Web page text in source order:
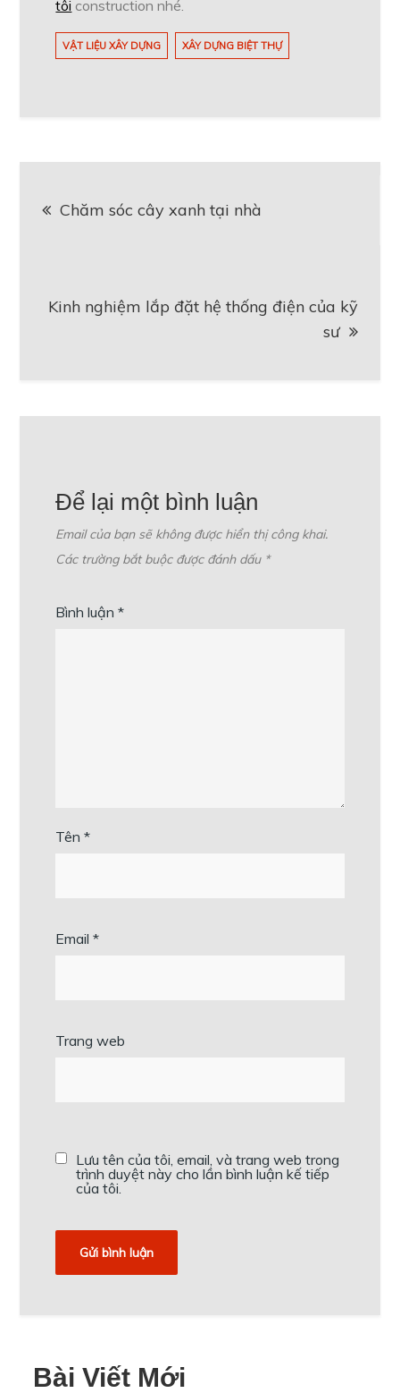
tôi construction nhé.
VẬT LIỆU XÂY DỰNG XÂY DỰNG BIỆT THỰ
Chăm sóc cây xanh tại nhà
Kinh nghiệm lắp đặt hệ thống điện của kỹ
sư
Để lại một bình luận
Email của bạn sẽ không được hiển thị công khai.
Các trường bắt buộc được đánh dấu *
Bình luận*
Tên*
Email*
Trang web
Lưu tên của tôi, email, và trang web trong
trình duyệt này cho lần bình luận kế tiếp
của tôi.
Bài Viết Mới